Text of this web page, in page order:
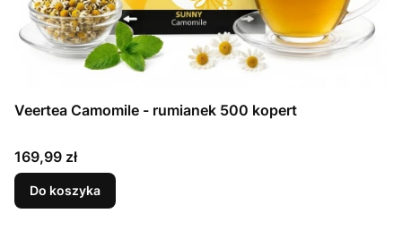
Veertea Camomile - rumianek 500 kopert
Cena
169,99 zł
Do koszyka